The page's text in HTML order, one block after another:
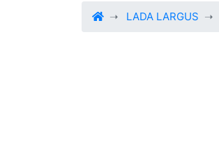
LADA LARGUS